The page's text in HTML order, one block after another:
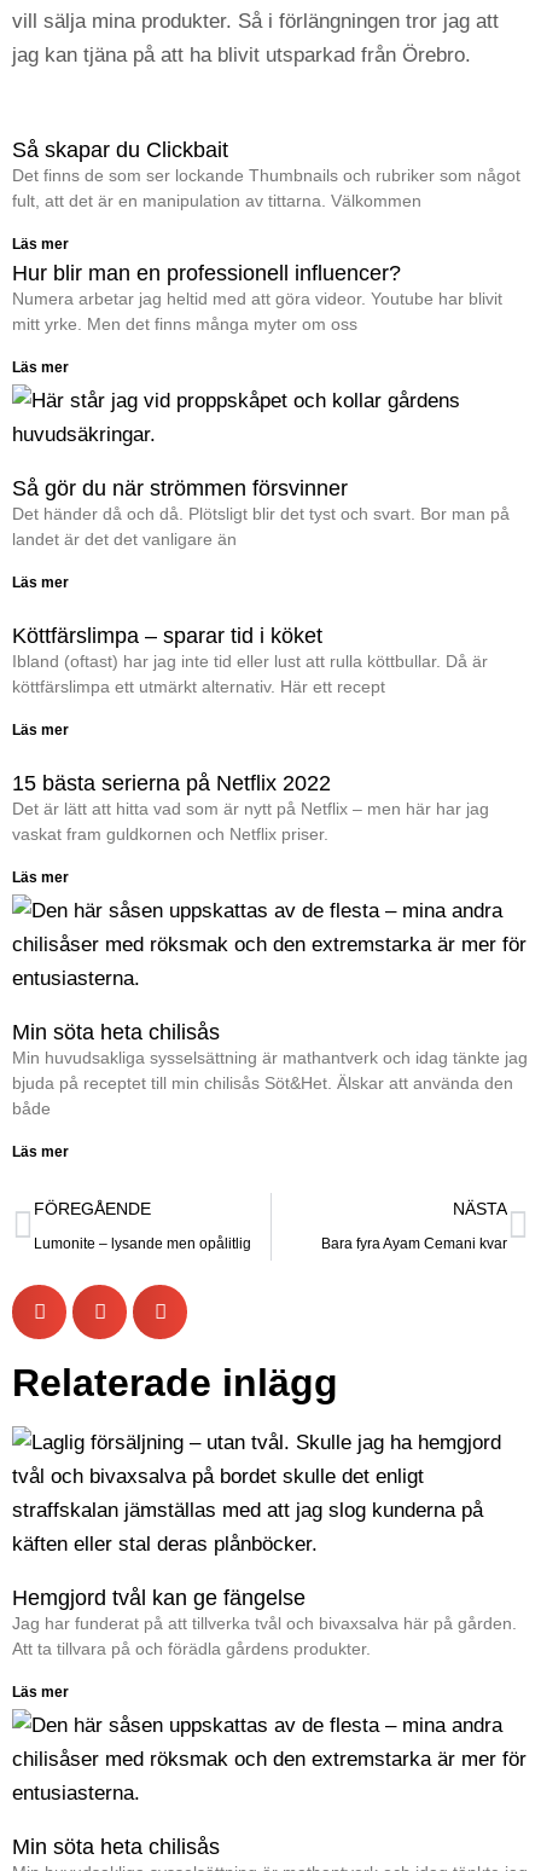
vill sälja mina produkter. Så i förlängningen tror jag att
jag kan tjäna på att ha blivit utsparkad från Örebro.
Så skapar du Clickbait
Det finns de som ser lockande Thumbnails och rubriker som något
fult, att det är en manipulation av tittarna. Välkommen
Läs mer
Hur blir man en professionell influencer?
Numera arbetar jag heltid med att göra videor. Youtube har blivit
mitt yrke. Men det finns många myter om oss
Läs mer
Så gör du när strömmen försvinner
Det händer då och då. Plötsligt blir det tyst och svart. Bor man på
landet är det det vanligare än
Läs mer
Köttfärslimpa – sparar tid i köket
Ibland (oftast) har jag inte tid eller lust att rulla köttbullar. Då är
köttfärslimpa ett utmärkt alternativ. Här ett recept
Läs mer
15 bästa serierna på Netflix 2022
Det är lätt att hitta vad som är nytt på Netflix – men här har jag
vaskat fram guldkornen och Netflix priser.
Läs mer
Min söta heta chilisås
Min huvudsakliga sysselsättning är mathantverk och idag tänkte jag
bjuda på receptet till min chilisås Söt&Het. Älskar att använda den
både
Läs mer
FÖREGÅENDE
Lumonite – lysande men opålitlig
NÄSTA
Bara fyra Ayam Cemani kvar
Relaterade inlägg
Hemgjord tvål kan ge fängelse
Jag har funderat på att tillverka tvål och bivaxsalva här på gården.
Att ta tillvara på och förädla gårdens produkter.
Läs mer
Min söta heta chilisås